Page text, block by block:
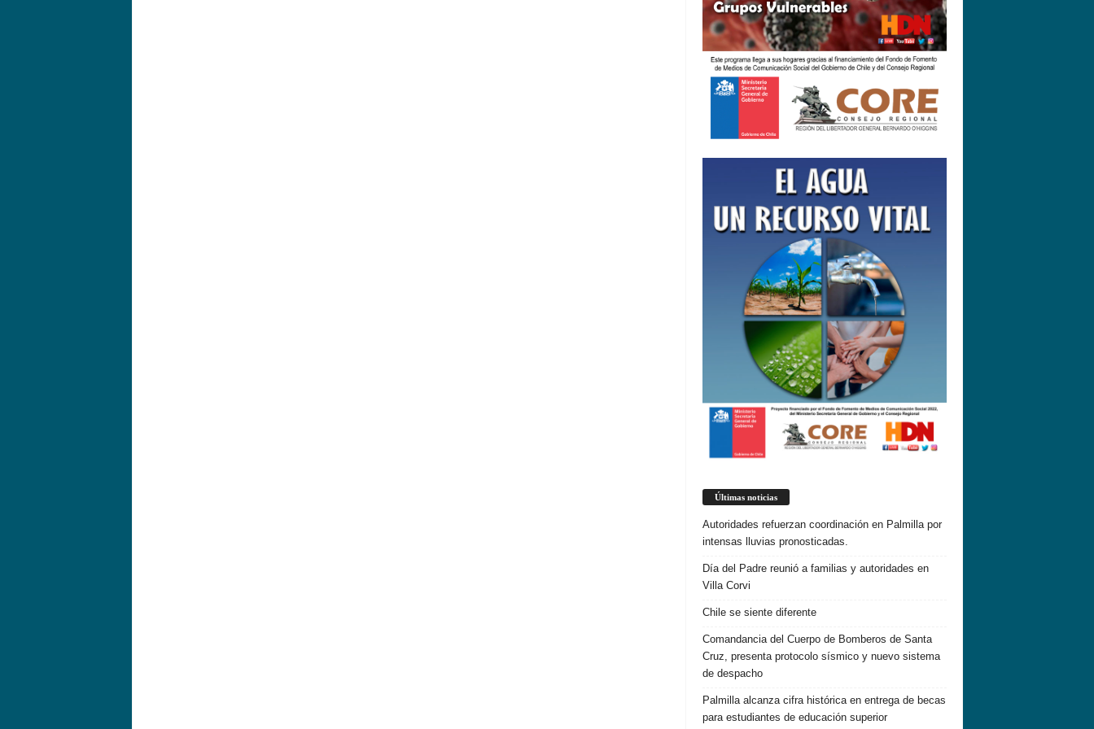
Últimas noticias
Autoridades refuerzan coordinación en Palmilla por
intensas lluvias pronosticadas.
Día del Padre reunió a familias y autoridades en
Villa Corvi
Chile se siente diferente
Comandancia del Cuerpo de Bomberos de Santa
Cruz, presenta protocolo sísmico y nuevo sistema
de despacho
Palmilla alcanza cifra histórica en entrega de becas
para estudiantes de educación superior